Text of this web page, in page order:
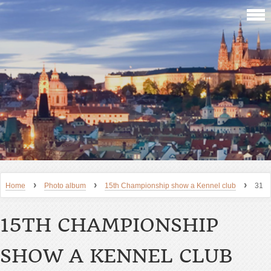
Home › Photo album › 15th Championship show a Kennel club › 31
15TH CHAMPIONSHIP
SHOW A KENNEL CLUB